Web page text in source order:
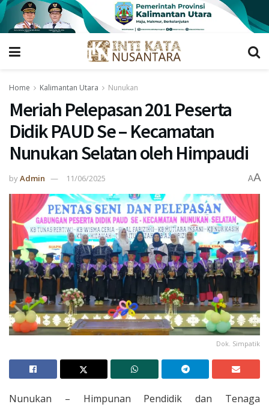
Home Kalimantan Utara Nunukan
Meriah Pelepasan 201 Peserta
Didik PAUD Se – Kecamatan
Nunukan Selatan oleh Himpaudi
byAdmin 11/06/2025 AA
Dok. Simpatik
Nunukan – Himpunan Pendidik dan Tenaga